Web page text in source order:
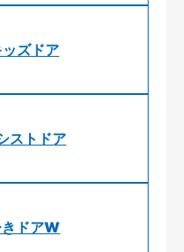
ズドア
ストドア
ドアW